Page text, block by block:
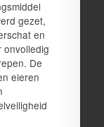
gezet,
en
onvolledig
De
eieren